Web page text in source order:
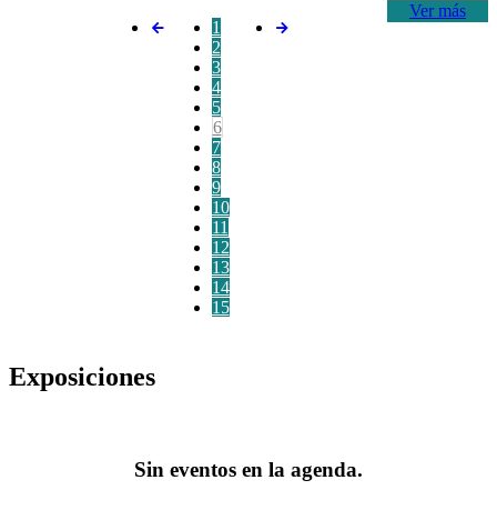
Ver más
1
2
3
4
5
6
7
8
9
10
11
12
13
14
15
Exposiciones
Sin eventos en la agenda.